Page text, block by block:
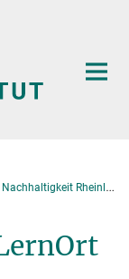
für Polymerforschung bei der BNE-Fachtagung Rheinland-Pfalz